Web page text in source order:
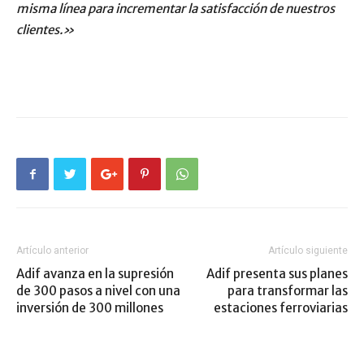
misma línea para incrementar la satisfacción de nuestros
clientes.»
Artículo anterior
Adif avanza en la supresión
de 300 pasos a nivel con una
inversión de 300 millones
Artículo siguiente
Adif presenta sus planes
para transformar las
estaciones ferroviarias